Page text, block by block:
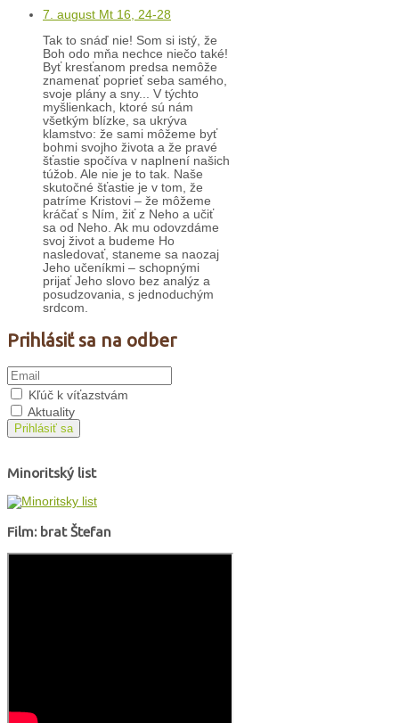
7. august Mt 16, 24-28
Tak to snáď nie! Som si istý, že
Boh odo mňa nechce niečo také!
Byť kresťanom predsa nemôže
znamenať poprieť seba samého,
svoje plány a sny... V týchto
myšlienkach, ktoré sú nám
všetkým blízke, sa ukrýva
klamstvo: že sami môžeme byť
bohmi svojho života a že pravé
šťastie spočíva v naplnení našich
túžob. Ale nie je to tak. Naše
skutočné šťastie je v tom, že
patríme Kristovi – že môžeme
kráčať s Ním, žiť z Neho a učiť
sa od Neho. Ak mu odovzdáme
svoj život a budeme Ho
nasledovať, staneme sa naozaj
Jeho učeníkmi – schopnými
prijať Jeho slovo bez analýz a
posudzovania, s jednoduchým
srdcom.
Prihlásiť sa na odber
Kľúč k víťazstvám
Aktuality
Prihlásiť sa
Minoritský list
Film: brat Štefan